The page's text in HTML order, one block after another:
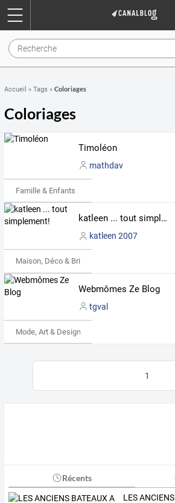
Accueil » Tags » Coloriages
Coloriages
Timoléon
mathdav
Famille & Enfants
katleen ... tout simplement!
katleen 2007
Maison, Déco & Bricolage
Webmômes Ze Blog
tgval
Mode, Art & Design
1
Récents
LESANCIENS